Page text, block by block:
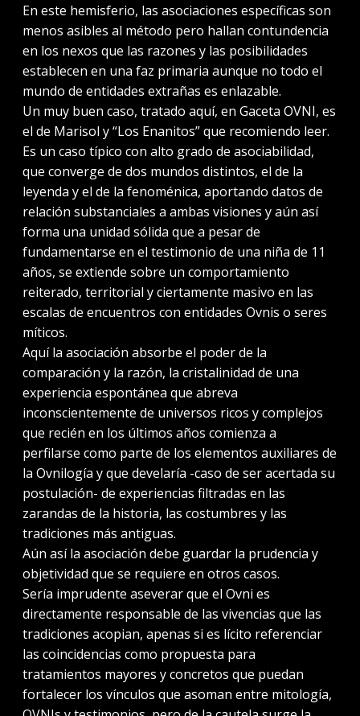
En este hemisferio, las asociaciones específicas son
menos asibles al método pero hallan contundencia
en los nexos que las razones y las posibilidades
establecen en una faz primaria aunque no todo el
mundo de entidades extrañas es enlazable.
Un muy buen caso, tratado aquí, en Gaceta OVNI, es
el de Marisol y “Los Enanitos” que recomiendo leer.
Es un caso típico con alto grado de asociabilidad,
que converge de dos mundos distintos, el de la
leyenda y el de la fenoménica, aportando datos de
relación substanciales a ambas visiones y aún así
forma una unidad sólida que a pesar de
fundamentarse en el testimonio de una niña de 11
años, se extiende sobre un comportamiento
reiterado, territorial y ciertamente masivo en las
escalas de encuentros con entidades Ovnis o seres
míticos.
Aquí la asociación absorbe el poder de la
comparación y la razón, la cristalinidad de una
experiencia espontánea que abreva
inconscientemente de universos ricos y complejos
que recién en los últimos años comienza a
perfilarse como parte de los elementos auxiliares de
la Ovnilogía y que develaría -caso de ser acertada su
postulación- de experiencias filtradas en las
zarandas de la historia, las costumbres y las
tradiciones más antiguas.
Aún así la asociación debe guardar la prudencia y
objetividad que se requiere en otros casos.
Sería imprudente aseverar que el Ovni es
directamente responsable de las vivencias que las
tradiciones acopian, apenas si es lícito referenciar
las coincidencias como propuesta para
tratamientos mayores y concretos que puedan
fortalecer los vínculos que asoman entre mitología,